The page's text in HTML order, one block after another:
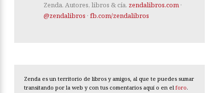
Zenda. Autores, libros & cía. zendalibros.com ·
@zendalibros · fb.com/zendalibros
Zenda es un territorio de libros y amigos, al que te puedes sumar
transitando por la web y con tus comentarios aquí o en el foro.